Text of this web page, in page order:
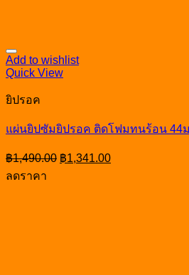
Add to wishlist
Quick View
ยิปรอค
แผ่นยิปซัมยิปรอค ติดโฟมทนร้อน 44
฿1,490.00 Original
price
฿1,341.00Current
price
ลดราคา